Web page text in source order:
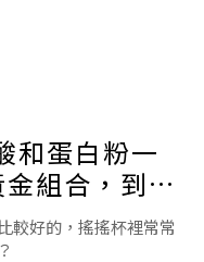
想像成一台非常聰明
。當你給肌肉施加一
和蛋白粉一
組合，到底
較好的，搖搖杯裡常常